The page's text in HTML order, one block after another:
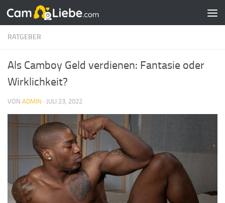
Zum Inhalt springen
RATGEBER
Als Camboy Geld verdienen: Fantasie oder
Wirklichkeit?
VON ADMIN · JULI 23, 2022